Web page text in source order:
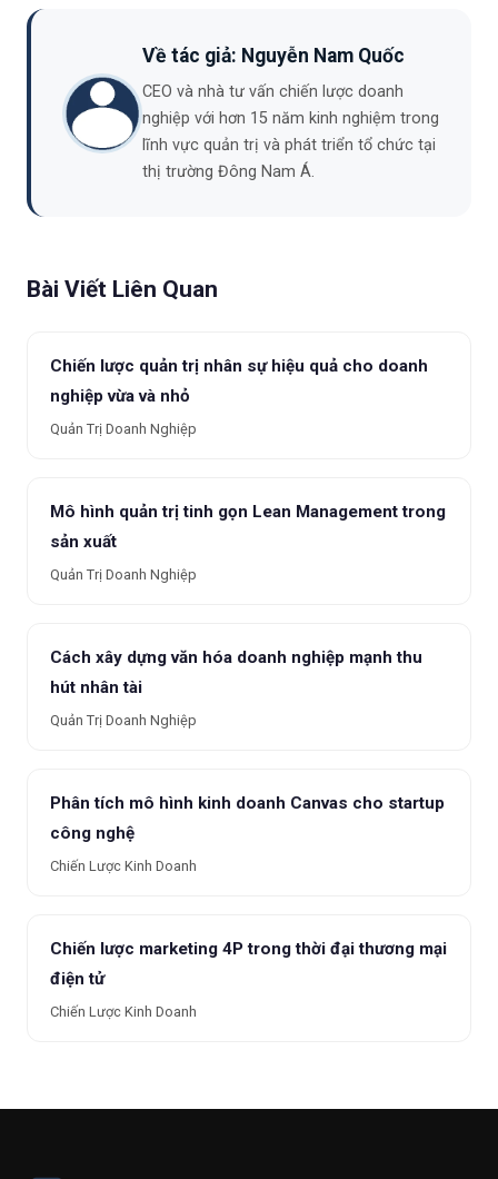
Về tác giả: Nguyễn Nam Quốc
CEO và nhà tư vấn chiến lược doanh
nghiệp với hơn 15 năm kinh nghiệm trong
lĩnh vực quản trị và phát triển tổ chức tại
thị trường Đông Nam Á.
Bài Viết Liên Quan
Chiến lược quản trị nhân sự hiệu quả cho doanh
nghiệp vừa và nhỏ
Quản Trị Doanh Nghiệp
Mô hình quản trị tinh gọn Lean Management trong
sản xuất
Quản Trị Doanh Nghiệp
Cách xây dựng văn hóa doanh nghiệp mạnh thu
hút nhân tài
Quản Trị Doanh Nghiệp
Phân tích mô hình kinh doanh Canvas cho startup
công nghệ
Chiến Lược Kinh Doanh
Chiến lược marketing 4P trong thời đại thương mại
điện tử
Chiến Lược Kinh Doanh